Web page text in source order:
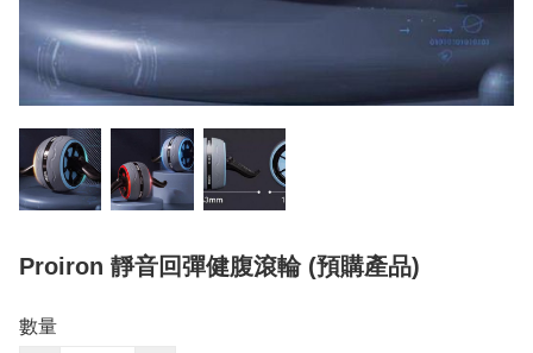
Proiron 靜音回彈健腹滾輪 (預購產品)
數量